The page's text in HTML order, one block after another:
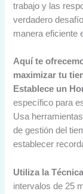
trabajo y las
verdadero
manera eficiente
Aquí te
maximizar tu
Establece un
específico para
Usa
de gestión del
establecer
Utiliza la
intervalos de 25